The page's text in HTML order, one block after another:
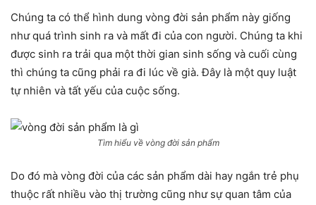
Chúng ta có thể hình dung vòng đời sản phẩm này giống
như quá trình sinh ra và mất đi của con người. Chúng ta khi
được sinh ra trải qua một thời gian sinh sống và cuối cùng
thì chúng ta cũng phải ra đi lúc về già. Đây là một quy luật
tự nhiên và tất yếu của cuộc sống.
Tìm hiểu về vòng đời sản phẩm
Do đó mà vòng đời của các sản phẩm dài hay ngắn trẻ phụ
thuộc rất nhiều vào thị trường cũng như sự quan tâm của